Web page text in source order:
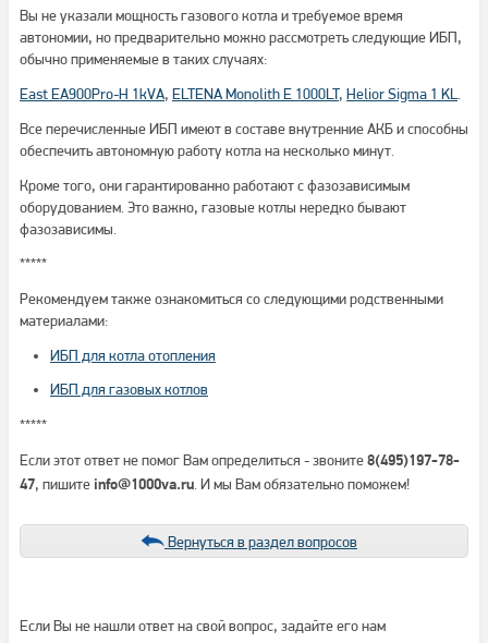
Вы не указали мощность газового котла и требуемое время
автономии, но предварительно можно рассмотреть следующие ИБП,
обычно применяемые в таких случаях:
East EA900Pro-H 1kVA, ELTENA Monolith E 1000LT, Helior Sigma 1 KL.
Все перечисленные ИБП имеют в составе внутренние АКБ и способны
обеспечить автономную работу котла на несколько минут.
Кроме того, они гарантированно работают с фазозависимым
оборудованием. Это важно, газовые котлы нередко бывают
фазозависимы.
*****
Рекомендуем также ознакомиться со следующими родственными
материалами:
ИБП для котла отопления
ИБП для газовых котлов
*****
Если этот ответ не помог Вам определиться - звоните 8(495)197-78-
47, пишите info@1000va.ru. И мы Вам обязательно поможем!
Вернуться в раздел вопросов
Если Вы не нашли ответ на свой вопрос, задайте его нам